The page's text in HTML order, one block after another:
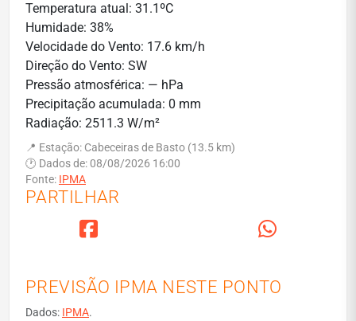
Temperatura atual: 31.1ºC
Humidade: 38%
Velocidade do Vento: 17.6 km/h
Direção do Vento: SW
Pressão atmosférica: — hPa
Precipitação acumulada: 0 mm
Radiação: 2511.3 W/m²
📍 Estação: Cabeceiras de Basto (13.5 km)
🕐 Dados de: 08/08/2026 16:00
Fonte: IPMA
PARTILHAR
PREVISÃO IPMA NESTE PONTO
Dados: IPMA.